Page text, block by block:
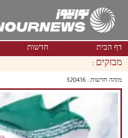
דף הבית חדשות
מבזקים :
מזהה חדשות : 320416